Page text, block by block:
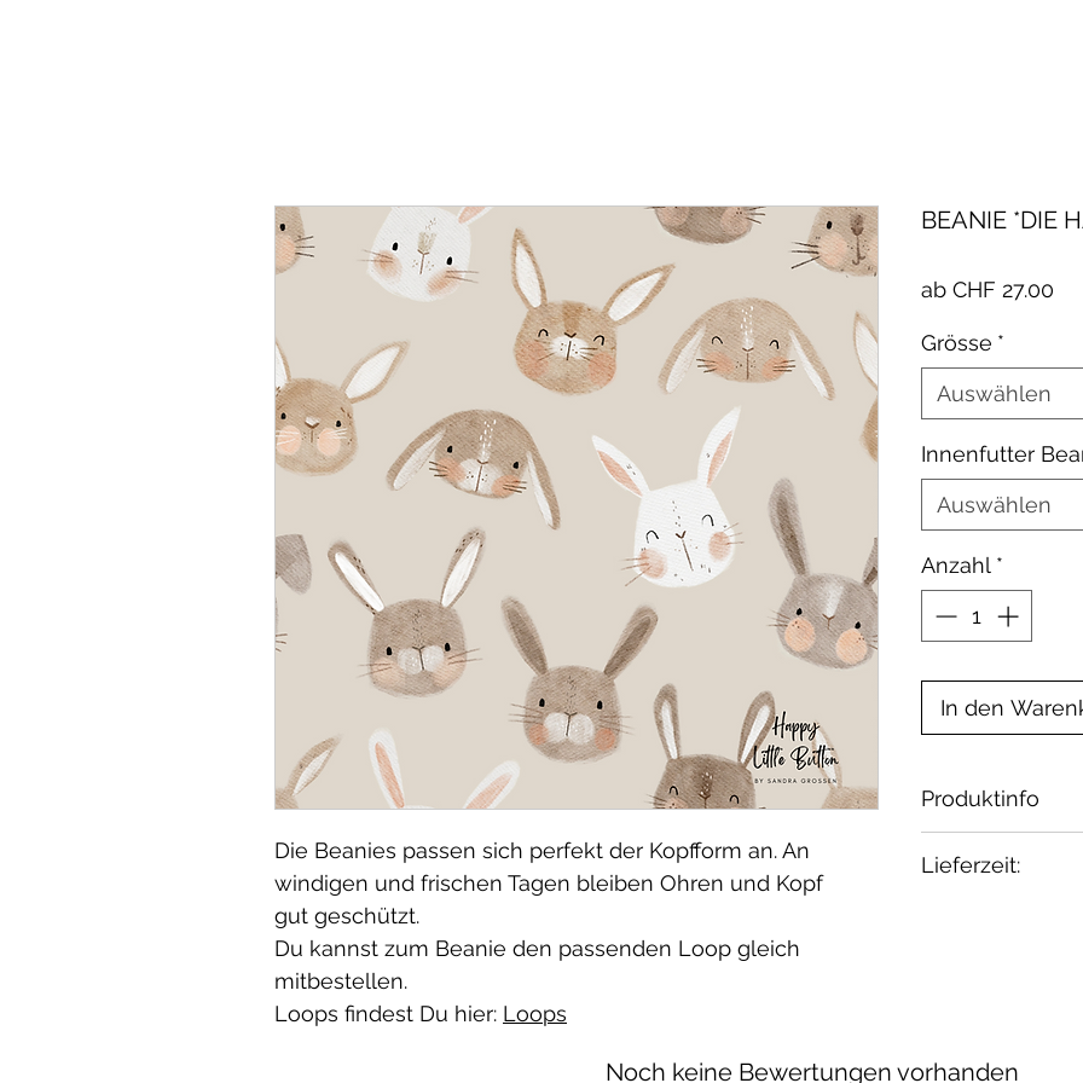
Die Beanies passen sich perfekt der Kopfform an. An
windigen und frischen Tagen bleiben Ohren und Kopf
gut geschützt.
Du kannst zum Beanie den passenden Loop gleich
mitbestellen.
Loops findest Du hier: Loops
BEANIE *DIE
ab CHF 27.00
Grösse *
Auswählen
Innenfutter
Auswählen
Anzahl *
In den
Produktinfo
Zertifikat: Oeko
Lieferzeit:
Noch keine Bewertungen vorhanden